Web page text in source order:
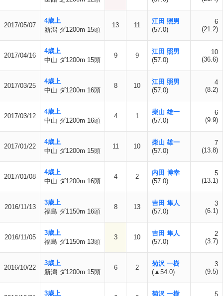
2017/05/07
4歳上
新潟 ダ1200m 15頭
13 11
江田 照男
(57.0)
6
(21.2)
2017/04/16
4歳上
中山 ダ1200m 15頭
9 9
江田 照男
(57.0)
10
(36.6)
2017/03/25
4歳上
中山 ダ1200m 16頭
8 10
江田 照男
(57.0)
4
(8.2)
2017/03/12
4歳上
中山 ダ1200m 16頭
4 1
柴山 雄一
(57.0)
6
(9.9)
2017/01/22
4歳上
中山 ダ1200m 15頭
11 10
柴山 雄一
(57.0)
7
(13.8)
2017/01/08
4歳上
中山 ダ1200m 16頭
4 2
内田 博幸
(57.0)
5
(13.1)
2016/11/13
3歳上
福島 ダ1150m 16頭
8 13
吉田 隼人
(57.0)
3
(6.1)
2016/11/05
3歳上
福島 ダ1150m 13頭
3 10
吉田 隼人
(57.0)
2
(3.7)
2016/10/22
3歳上
新潟 ダ1200m 15頭
6 2
菊沢 一樹
(▲54.0)
3
(9.5)
3歳上 菊沢 一樹 5